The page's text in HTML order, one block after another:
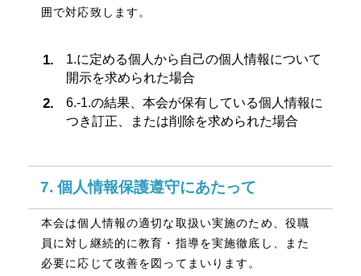
囲で対応致します。
1.に定める個人から自己の個人情報について
開示を求められた場合
6.-1.の結果、本会が保有している個人情報に
つき訂正、または削除を求められた場合
7. 個人情報保護遵守にあたって
本会は個人情報の適切な取扱い実施のため、役職
員に対し継続的に教育・指導を実施徹底し、また
必要に応じて改善を図ってまいります。